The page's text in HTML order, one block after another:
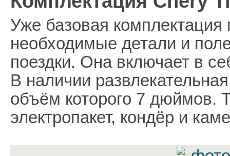
Уже базовая комплектация
необходимые детали и
поездки. Она включает в
В наличии
объём которого 7 дюймов.
электропакет, кондёр и